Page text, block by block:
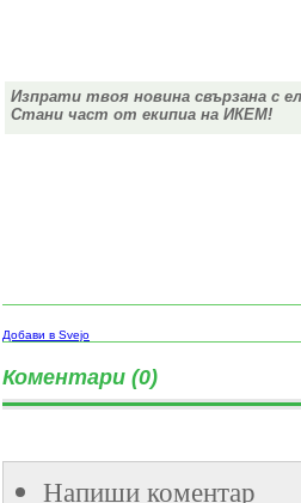
Изпрати твоя новина свързана с
Стани част от екипиа на ИКЕМ!
Добави в Svejo
Коментари (0)
Напиши коментар